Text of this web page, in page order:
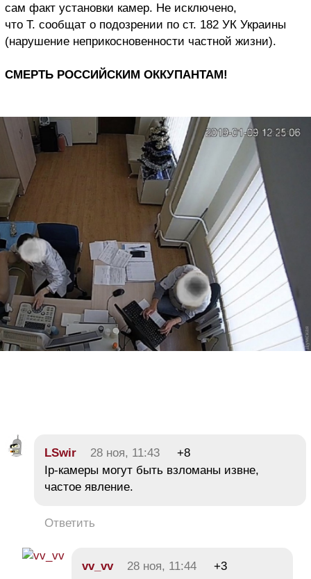
сам факт установки камер. Не исключено,
что Т. сообщат о подозрении по ст. 182 УК Украины
(нарушение неприкосновенности частной жизни).
СМЕРТЬ РОССИЙСКИМ ОККУПАНТАМ!
LSwir 28 ноя, 11:43
+8
Ip-камеры могут быть взломаны извне,
частое явление.
Ответить
vv_vv 28 ноя, 11:44
+3